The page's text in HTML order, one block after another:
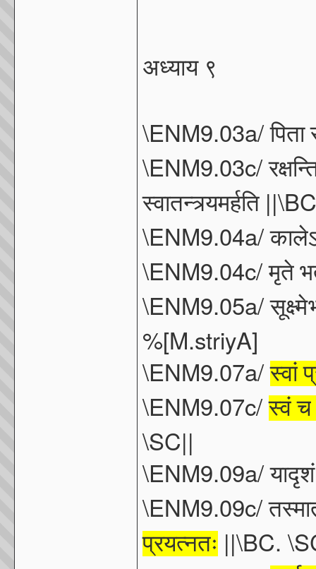
अध्याय ९
\ENM9.03a/पिता
\ENM9.03c/
स्वातन्त्र्यमर्हति
\ENM9.04a/
\ENM9.04c/मृते
\ENM9.05a/
%[M.striyA]
\ENM9.07a/स्वां
\ENM9.07c/स्वं च
\SC||
\ENM9.09a/यादृशं
\ENM9.09c/
प्रयत्नतः ||\BC.